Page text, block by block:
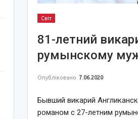
Світ
81-летний
румынскому
Опубліковано 7.06.2020
Бывший викарий
романом с 27-летним